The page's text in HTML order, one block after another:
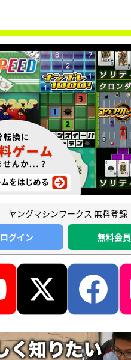
ヤングマシンワークス 無料登録
ログイン
無料会員